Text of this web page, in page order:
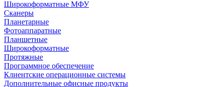
Широкоформатные МФУ
Сканеры
Планетарные
Фотоаппаратные
Планшетные
Широкоформатные
Протяжные
Программное обеспечение
Клиентские операционные системы
Дополнительные офисные продукты